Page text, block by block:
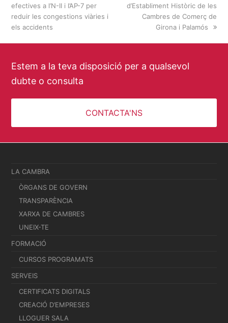
post:
efectives a l’N-II i l’AP-7 per
reduir les congestions viàries i
els accidents
post:
d’Establiment Històric de les
Cambres de Comerç de
Girona i Palamós
Estem a la teva disposició per a qualsevol
dubte o consulta
CONTACTA'NS
LA CAMBRA
ÒRGANS DE GOVERN
TRANSPARÈNCIA
XARXA DE CAMBRES
UNEIX-TE
FORMACIÓ
CURSOS PROGRAMATS
SERVEIS
CERTIFICATS DIGITALS
CREACIÓ D’EMPRESES
LLOGUER SALA